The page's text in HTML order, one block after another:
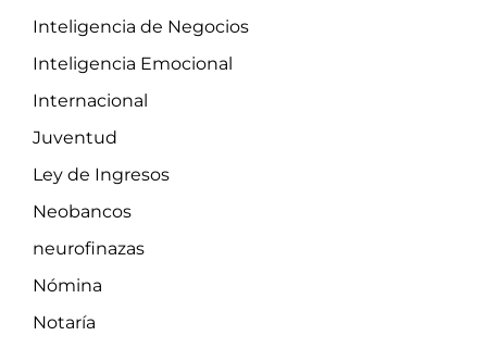
Inteligencia de Negocios
Inteligencia Emocional
Internacional
Juventud
Ley de Ingresos
Neobancos
neurofinazas
Nómina
Notaría